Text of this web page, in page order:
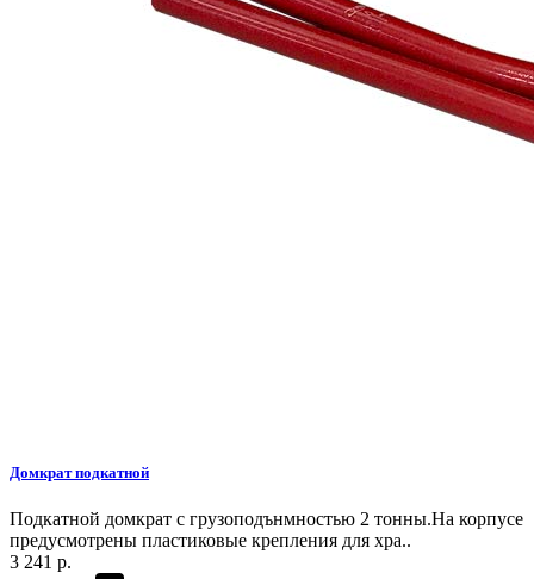
Домкрат подкатной
Подкатной домкрат с грузоподънмностью 2 тонны.На корпусе
предусмотрены пластиковые крепления для хра..
3 241 р.